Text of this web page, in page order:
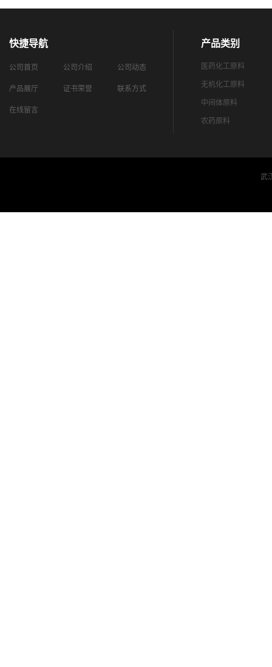
快捷导航
公司首页 公司介绍 公司动态
产品展厅 证书荣誉 联系方式
在线留言
产品类别
医药化工原料
无机化工原料
中间体原料
农药原料
武